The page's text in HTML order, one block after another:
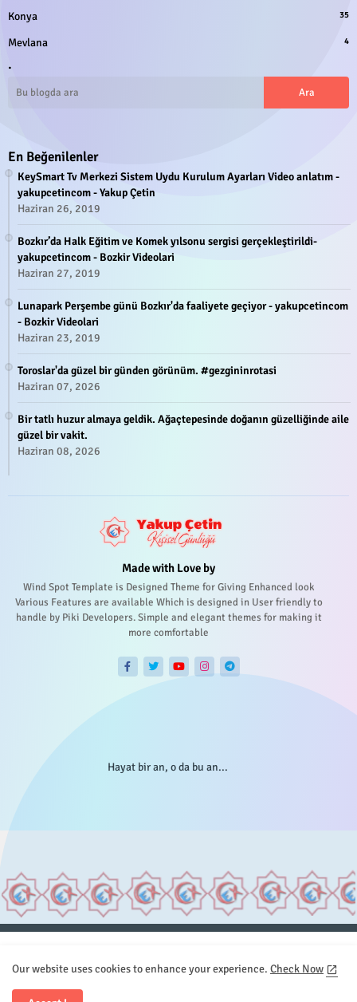
Konya 35
Mevlana 4
.
En Beğenilenler
KeySmart Tv Merkezi Sistem Uydu Kurulum Ayarları Video anlatım -
yakupcetincom - Yakup Çetin
Haziran 26, 2019
Bozkır’da Halk Eğitim ve Komek yılsonu sergisi gerçekleştirildi-
yakupcetincom - Bozkir Videolari
Haziran 27, 2019
Lunapark Perşembe günü Bozkır'da faaliyete geçiyor - yakupcetincom
- Bozkir Videolari
Haziran 23, 2019
Toroslar'da güzel bir günden görünüm. #gezgininrotasi
Haziran 07, 2026
Bir tatlı huzur almaya geldik. Ağaçtepesinde doğanın güzelliğinde aile
güzel bir vakit.
Haziran 08, 2026
Made with Love by
Wind Spot Template is Designed Theme for Giving Enhanced look
Various Features are available Which is designed in User friendly to
handle by Piki Developers. Simple and elegant themes for making it
more comfortable
Hayat bir an, o da bu an...
Sitemap
İletişim
Our website uses cookies to enhance your experience. Check Now